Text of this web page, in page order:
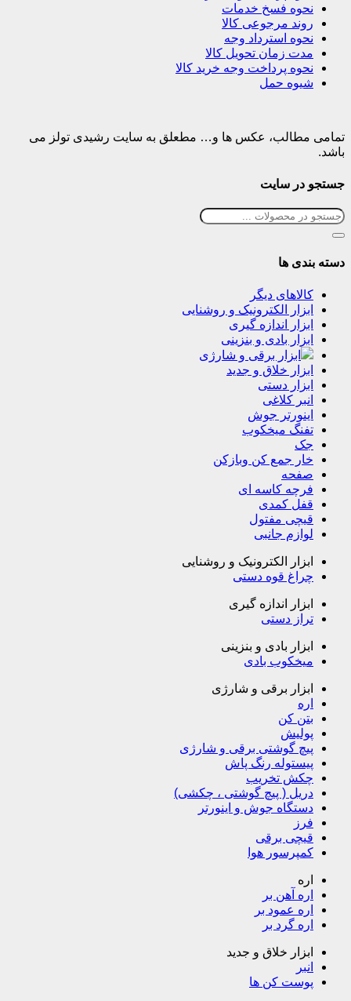
نحوه فسخ خدمات
روند مرجوعی کالا
نحوه استرداد وجه
مدت زمان تحویل کالا
نحوه پرداخت وجه خرید کالا
شیوه حمل
تمامی مطالب، عکس ها و… مطعلق به سایت رشیدی تولز می
باشد.
جستجو در سایت
دسته بندی ها
کالاهای دیگر
ابزار الکترونیک و روشنایی
ابزار اندازه گیری
ابزار بادی و بنزینی
ابزار برقی و شارژی
ابزار خلاق و جدید
ابزار دستی
انبر کلاغی
اینورتر جوش
تفنگ میخکوب
جک
خار جمع کن وبازکن
صفحه
فرچه کاسه ای
قفل کمدی
قیچی مفتول
لوازم جانبی
ابزار الکترونیک و روشنایی
چراغ قوه دستی
ابزار اندازه گیری
تراز دستی
ابزار بادی و بنزینی
میخکوب بادی
ابزار برقی و شارژی
اره
بتن کن
پولیش
پیچ گوشتی برقی و شارژی
پیستوله رنگ پاش
چکش تخریب
دریل ( پیچ گوشتی ، چکشی)
دستگاه جوش و اینورتر
فرز
قیچی برقی
کمپرسور هوا
اره
اره آهن بر
اره عمود بر
اره گرد بر
ابزار خلاق و جدید
انبر
پوست کن ها